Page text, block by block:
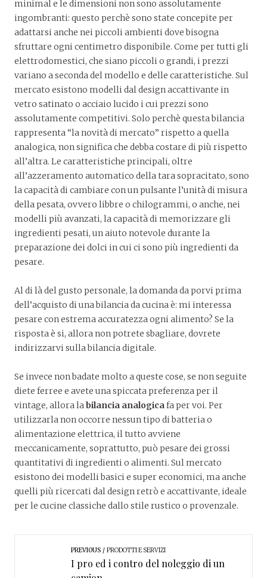
minimal e le dimensioni non sono assolutamente
ingombranti: questo perchè sono state concepite per
adattarsi anche nei piccoli ambienti dove bisogna
sfruttare ogni centimetro disponibile. Come per tutti gli
elettrodomestici, che siano piccoli o grandi, i prezzi
variano a seconda del modello e delle caratteristiche. Sul
mercato esistono modelli dal design accattivante in
vetro satinato o acciaio lucido i cui prezzi sono
assolutamente competitivi. Solo perchè questa bilancia
rappresenta “la novità di mercato” rispetto a quella
analogica, non significa che debba costare di più rispetto
all’altra. Le caratteristiche principali, oltre
all’azzeramento automatico della tara sopracitato, sono
la capacità di cambiare con un pulsante l’unità di misura
della pesata, ovvero libbre o chilogrammi, o anche, nei
modelli più avanzati, la capacità di memorizzare gli
ingredienti pesati, un aiuto notevole durante la
preparazione dei dolci in cui ci sono più ingredienti da
pesare.
Al di là del gusto personale, la domanda da porvi prima
dell’acquisto di una bilancia da cucina è: mi interessa
pesare con estrema accuratezza ogni alimento? Se la
risposta è si, allora non potrete sbagliare, dovrete
indirizzarvi sulla bilancia digitale.
Se invece non badate molto a queste cose, se non seguite
diete ferree e avete una spiccata preferenza per il
vintage, allora labilancia analogicafa per voi. Per
utilizzarla non occorre nessun tipo di batteria o
alimentazione elettrica, il tutto avviene
meccanicamente, soprattutto, può pesare dei grossi
quantitativi di ingredienti o alimenti. Sul mercato
esistono dei modelli basici e super economici, ma anche
quelli più ricercati dal design retrò e accattivante, ideale
per le cucine classiche dallo stile rustico o provenzale.
PREVIOUS PRODOTTI E SERVIZI
I pro ed i contro del noleggio di un